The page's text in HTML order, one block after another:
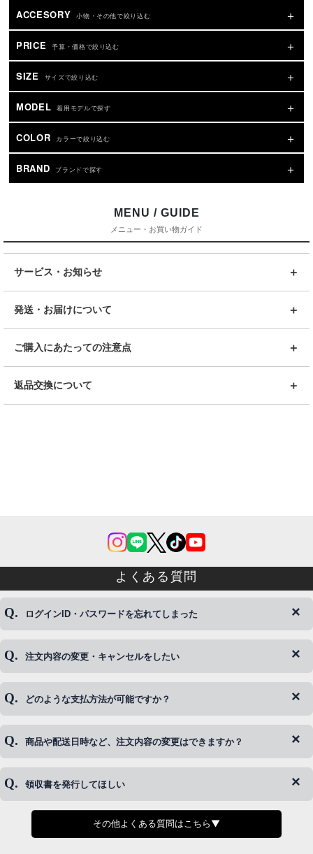
ACCESORY 小物・その他で絞り込む
PRICE 予算・価格で絞り込む
SIZE サイズで絞り込む
MODEL 着用モデルで探す
COLOR カラーで絞り込む
BRAND ブランドで探す
MENU / GUIDE
メニュー・お買い物ガイド
サービス・お知らせ
発送・お届けについて
ご購入にあたっての注意点
返品交換について
よくある質問
ログインID・パスワードを忘れてしまった
◆下記ページより、ログインIDの変更が可能です。
注文内容の変更・キャンセルをしたい
◆即日発送を行なっている関係上、午後以降のご連絡やキャンセル
※発送後、発送準備が完了しお手続きが間に合わない場合は変更、
どのような支払方法が可能ですか？
◆代金引換・クレジットカード・携帯キャリア決済・おねだり決
商品や配送日時など、注文内容の変更はできますか？
◆商品発送前の変更は承っております。
さい。
領収書を発行してほしい
◆領収書はご希望頂いた場合のみ発行しております。
その他よくある質問はこちら▼